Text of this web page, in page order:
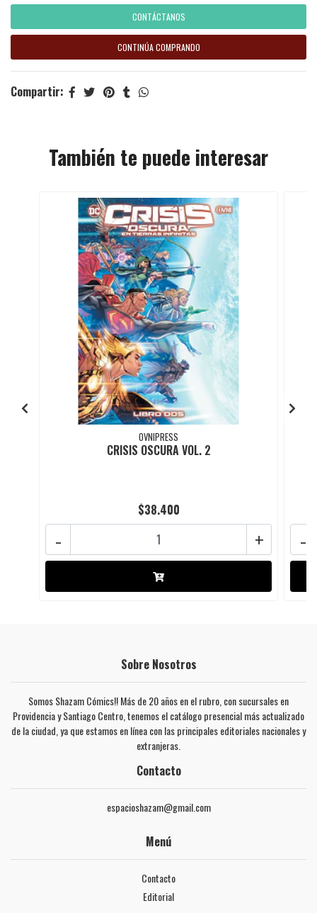
CONTÁCTANOS
CONTINÚA COMPRANDO
Compartir:
También te puede interesar
OVNIPRESS
CRISIS OSCURA VOL. 2
$38.400
+
- -
Sobre Nosotros
Somos Shazam Cómics!! Más de 20 años en el rubro, con sucursales en
Providencia y Santiago Centro, tenemos el catálogo presencial más actualizado
de la ciudad, ya que estamos en línea con las principales editoriales nacionales y
extranjeras.
Contacto
espacioshazam@gmail.com
Menú
Contacto
Editorial